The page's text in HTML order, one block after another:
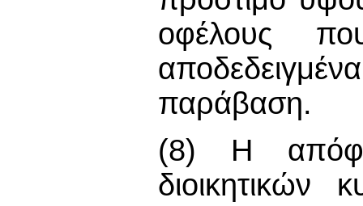
οφέλους
παράβαση.
(8) Η
διοικητικών